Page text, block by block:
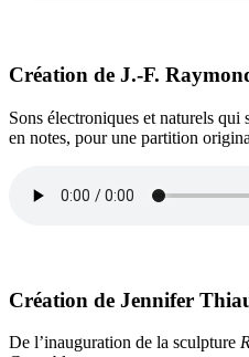
Création de J.-F.
Sons électroniques et naturels qui
en notes, pour une partition
Création de Jennifer
De l’inauguration de la sculpture